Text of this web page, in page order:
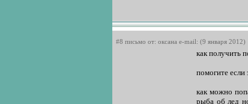
#8 письмо от: оксана e-mail: (9 января 2012)
как получить
помогите
как можно
рыба об лед